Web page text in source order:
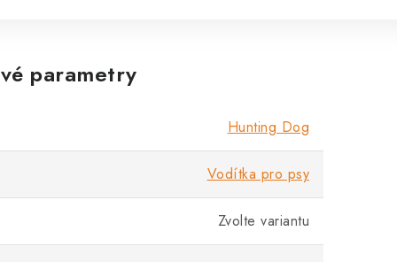
parametry
Hunting Dog
Vodítka pro psy
Zvolte variantu